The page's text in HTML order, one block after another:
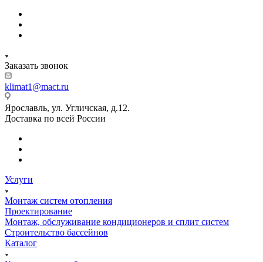
Заказать звонок
klimat1@mact.ru
Ярославль, ул. Угличская, д.12.
Доставка по всей России
Услуги
Монтаж систем отопления
Проектирование
Монтаж, обслуживание кондиционеров и сплит систем
Строительство бассейнов
Каталог